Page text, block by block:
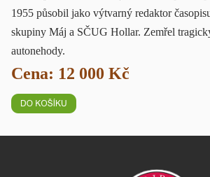
1955 působil jako výtvarný redaktor
skupiny Máj a SČUG Hollar. Zemřel
autonehody.
Cena: 12 000 Kč